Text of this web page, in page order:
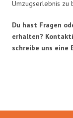
Umzugserlebnis zu
Du hast Fragen
erhalten?
schreibe uns eine